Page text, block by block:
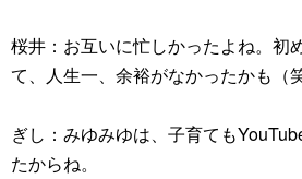
桜井：お互いに忙しかったよね。初
て、人生一、余裕がなかったかも（笑
ぎし：みゆみゆは、子育ても
たからね。